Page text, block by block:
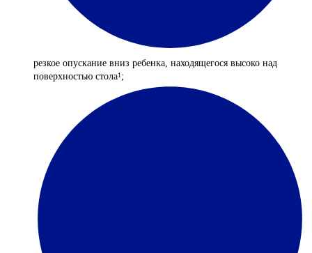
резкое опускание вниз ребенка, находящегося высоко над
поверхностью стола1;